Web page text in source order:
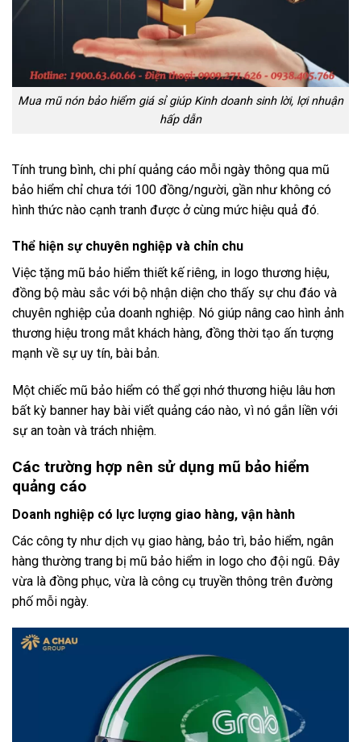
Mua mũ nón bảo hiểm giá sỉ giúp Kinh doanh sinh lời, lợi nhuận
hấp dẫn
Tính trung bình, chi phí quảng cáo mỗi ngày thông qua mũ
bảo hiểm chỉ chưa tới 100 đồng/người, gần như không có
hình thức nào cạnh tranh được ở cùng mức hiệu quả đó.
Thể hiện sự chuyên nghiệp và chỉn chu
Việc tặng mũ bảo hiểm thiết kế riêng, in logo thương hiệu,
đồng bộ màu sắc với bộ nhận diện cho thấy sự chu đáo và
chuyên nghiệp của doanh nghiệp. Nó giúp nâng cao hình ảnh
thương hiệu trong mắt khách hàng, đồng thời tạo ấn tượng
mạnh về sự uy tín, bài bản.
Một chiếc mũ bảo hiểm có thể gợi nhớ thương hiệu lâu hơn
bất kỳ banner hay bài viết quảng cáo nào, vì nó gắn liền với
sự an toàn và trách nhiệm.
Các trường hợp nên sử dụng mũ bảo hiểm
quảng cáo
Doanh nghiệp có lực lượng giao hàng, vận hành
Các công ty như dịch vụ giao hàng, bảo trì, bảo hiểm, ngân
hàng thường trang bị mũ bảo hiểm in logo cho đội ngũ. Đây
vừa là đồng phục, vừa là công cụ truyền thông trên đường
phố mỗi ngày.